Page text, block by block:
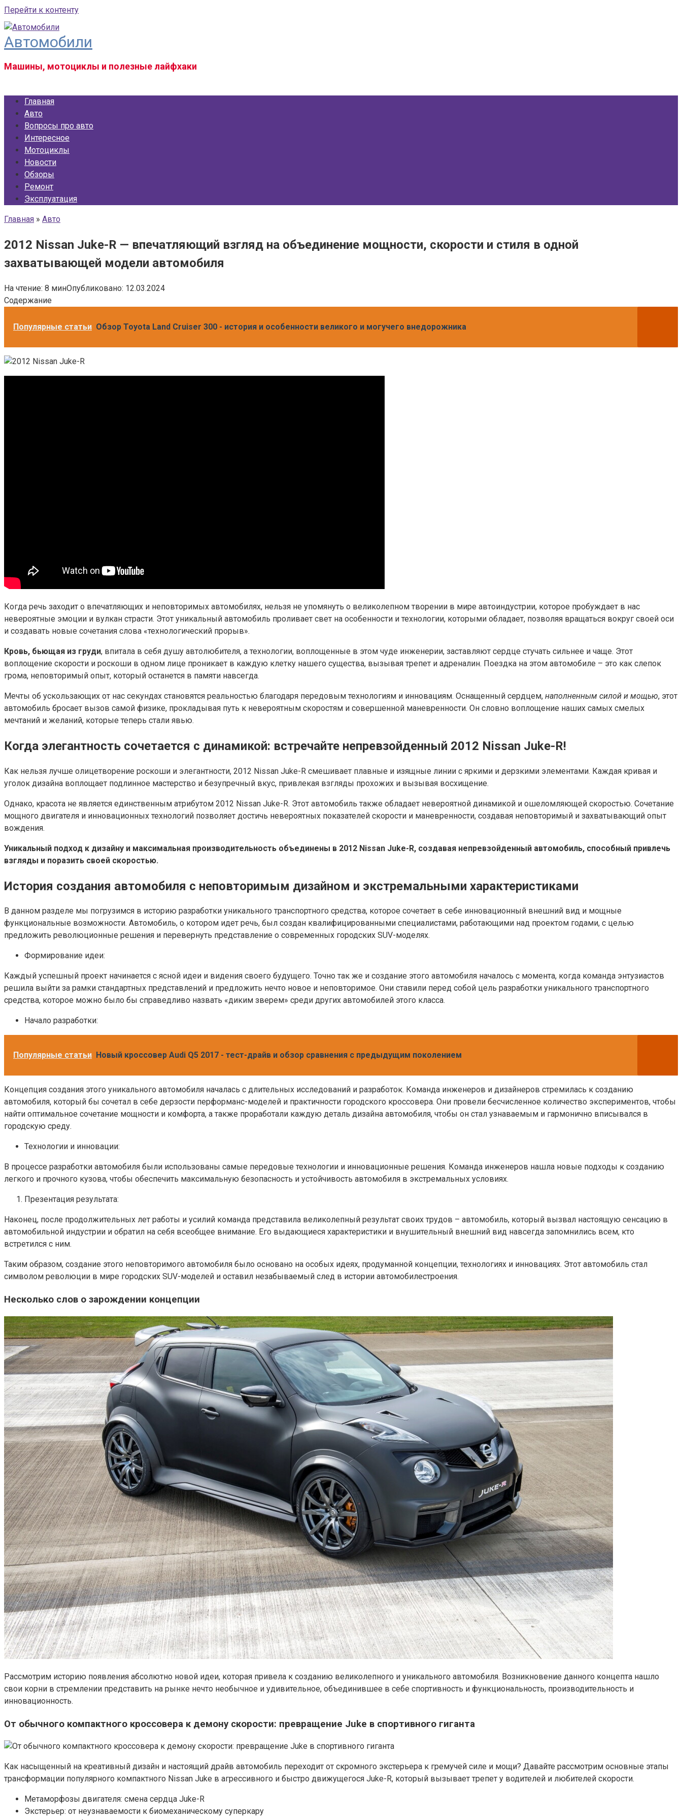
Перейти к контенту
Автомобили
Машины, мотоциклы и полезные лайфхаки
Главная
Авто
Вопросы про авто
Интересное
Мотоциклы
Новости
Обзоры
Ремонт
Эксплуатация
Главная » Авто
2012 Nissan Juke-R — впечатляющий взгляд на объединение мощности, скорости и стиля в одной
захватывающей модели автомобиля
На чтение: 8 минОпубликовано: 12.03.2024
Содержание
Популярные статьи Обзор Toyota Land Cruiser 300 - история и особенности великого и могучего внедорожника
Когда речь заходит о впечатляющих и неповторимых автомобилях, нельзя не упомянуть о великолепном творении в мире автоиндустрии, которое пробуждает в нас
невероятные эмоции и вулкан страсти. Этот уникальный автомобиль проливает свет на особенности и технологии, которыми обладает, позволяя вращаться вокруг своей оси
и создавать новые сочетания слова «технологический прорыв».
Кровь, бьющая из груди, впитала в себя душу автолюбителя, а технологии, воплощенные в этом чуде инженерии, заставляют сердце стучать сильнее и чаще. Этот
воплощение скорости и роскоши в одном лице проникает в каждую клетку нашего существа, вызывая трепет и адреналин. Поездка на этом автомобиле – это как слепок
грома, неповторимый опыт, который останется в памяти навсегда.
Мечты об ускользающих от нас секундах становятся реальностью благодаря передовым технологиям и инновациям. Оснащенный сердцем, наполненным силой и мощью, этот
автомобиль бросает вызов самой физике, прокладывая путь к невероятным скоростям и совершенной маневренности. Он словно воплощение наших самых смелых
мечтаний и желаний, которые теперь стали явью.
Когда элегантность сочетается с динамикой: встречайте непревзойденный 2012 Nissan Juke-R!
Как нельзя лучше олицетворение роскоши и элегантности, 2012 Nissan Juke-R смешивает плавные и изящные линии с яркими и дерзкими элементами. Каждая кривая и
уголок дизайна воплощает подлинное мастерство и безупречный вкус, привлекая взгляды прохожих и вызывая восхищение.
Однако, красота не является единственным атрибутом 2012 Nissan Juke-R. Этот автомобиль также обладает невероятной динамикой и ошеломляющей скоростью. Сочетание
мощного двигателя и инновационных технологий позволяет достичь невероятных показателей скорости и маневренности, создавая неповторимый и захватывающий опыт
вождения.
Уникальный подход к дизайну и максимальная производительность объединены в 2012 Nissan Juke-R, создавая непревзойденный автомобиль, способный привлечь
взгляды и поразить своей скоростью.
История создания автомобиля с неповторимым дизайном и экстремальными характеристиками
В данном разделе мы погрузимся в историю разработки уникального транспортного средства, которое сочетает в себе инновационный внешний вид и мощные
функциональные возможности. Автомобиль, о котором идет речь, был создан квалифицированными специалистами, работающими над проектом годами, с целью
предложить революционные решения и перевернуть представление о современных городских SUV-моделях.
Формирование идеи:
Каждый успешный проект начинается с ясной идеи и видения своего будущего. Точно так же и создание этого автомобиля началось с момента, когда команда энтузиастов
решила выйти за рамки стандартных представлений и предложить нечто новое и неповторимое. Они ставили перед собой цель разработки уникального транспортного
средства, которое можно было бы справедливо назвать «диким зверем» среди других автомобилей этого класса.
Начало разработки:
Популярные статьи Новый кроссовер Audi Q5 2017 - тест-драйв и обзор сравнения с предыдущим поколением
Концепция создания этого уникального автомобиля началась с длительных исследований и разработок. Команда инженеров и дизайнеров стремилась к созданию
автомобиля, который бы сочетал в себе дерзости перформанс-моделей и практичности городского кроссовера. Они провели бесчисленное количество экспериментов, чтобы
найти оптимальное сочетание мощности и комфорта, а также проработали каждую деталь дизайна автомобиля, чтобы он стал узнаваемым и гармонично вписывался в
городскую среду.
Технологии и инновации:
В процессе разработки автомобиля были использованы самые передовые технологии и инновационные решения. Команда инженеров нашла новые подходы к созданию
легкого и прочного кузова, чтобы обеспечить максимальную безопасность и устойчивость автомобиля в экстремальных условиях.
Презентация результата:
Наконец, после продолжительных лет работы и усилий команда представила великолепный результат своих трудов – автомобиль, который вызвал настоящую сенсацию в
автомобильной индустрии и обратил на себя всеобщее внимание. Его выдающиеся характеристики и внушительный внешний вид навсегда запомнились всем, кто
встретился с ним.
Таким образом, создание этого неповторимого автомобиля было основано на особых идеях, продуманной концепции, технологиях и инновациях. Этот автомобиль стал
символом революции в мире городских SUV-моделей и оставил незабываемый след в истории автомобилестроения.
Несколько слов о зарождении концепции
Рассмотрим историю появления абсолютно новой идеи, которая привела к созданию великолепного и уникального автомобиля. Возникновение данного концепта нашло
свои корни в стремлении представить на рынке нечто необычное и удивительное, объединившее в себе спортивность и функциональность, производительность и
инновационность.
От обычного компактного кроссовера к демону скорости: превращение Juke в спортивного гиганта
Как насыщенный на креативный дизайн и настоящий драйв автомобиль переходит от скромного экстерьера к гремучей силе и мощи? Давайте рассмотрим основные этапы
трансформации популярного компактного Nissan Juke в агрессивного и быстро движущегося Juke-R, который вызывает трепет у водителей и любителей скорости.
Метаморфозы двигателя: смена сердца Juke-R
Экстерьер: от неузнаваемости к биомеханическому суперкару